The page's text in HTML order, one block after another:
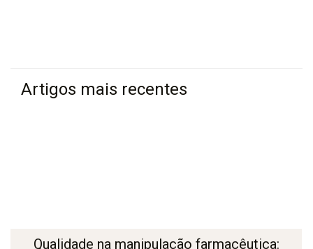
Artigos mais recentes
Qualidade na manipulação farmacêutica: